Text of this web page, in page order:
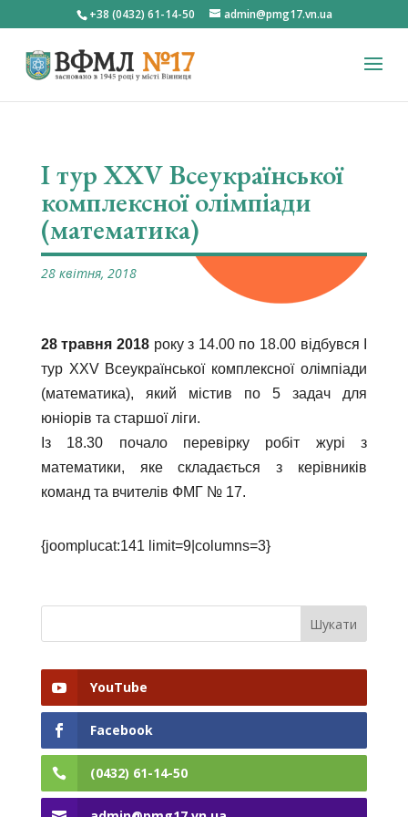
+38 (0432) 61-14-50 admin@pmg17.vn.ua
І тур ХХV Всеукраїнської
комплексної олімпіади
(математика)
28 квітня, 2018
28 травня 2018 року з 14.00 по 18.00 відбувся І
тур ХХV Всеукраїнської комплексної олімпіади
(математика), який містив по 5 задач для
юніорів та старшої ліги.
Із 18.30 почало перевірку робіт журі з
математики, яке складається з керівників
команд та вчителів ФМГ № 17.
{joomplucat:141 limit=9|columns=3}
YouTube
Facebook
(0432) 61-14-50